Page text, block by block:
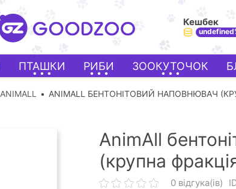
Кешбек
ПТАШКИ РИБИ ЗООКУТОЧОК
ANIMALL ANIMALL БЕНТОНІТОВИЙ НАПОВНЮВАЧ
AnimAll
(крупна
0 відгука(ів)